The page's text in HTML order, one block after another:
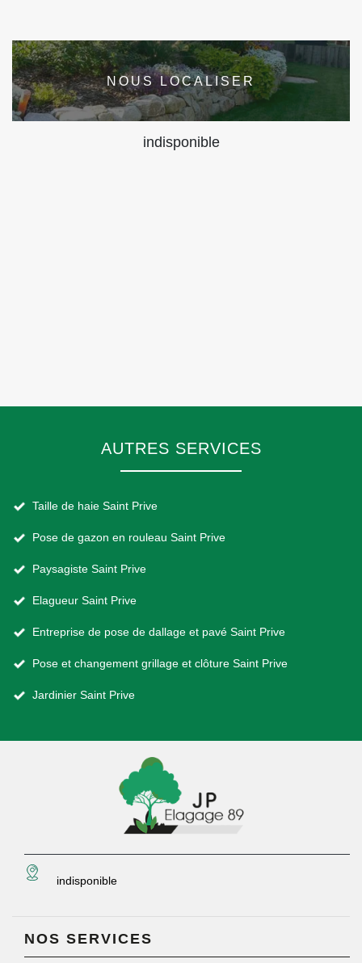
NOUS LOCALISER
indisponible
AUTRES SERVICES
Taille de haie Saint Prive
Pose de gazon en rouleau Saint Prive
Paysagiste Saint Prive
Elagueur Saint Prive
Entreprise de pose de dallage et pavé Saint Prive
Pose et changement grillage et clôture Saint Prive
Jardinier Saint Prive
indisponible
NOS SERVICES